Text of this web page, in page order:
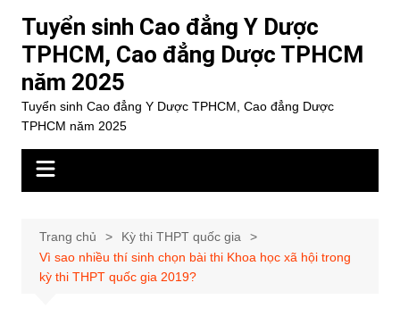
dung
Tuyển sinh Cao đẳng Y Dược
TPHCM, Cao đẳng Dược TPHCM
năm 2025
Tuyển sinh Cao đẳng Y Dược TPHCM, Cao đẳng Dược
TPHCM năm 2025
Trang chủ
Kỳ thi THPT quốc gia
Vì sao nhiều thí sinh chọn bài thi Khoa học xã hội trong
kỳ thi THPT quốc gia 2019?